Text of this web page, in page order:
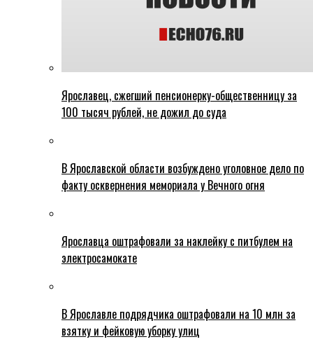
Ярославец, сжегший пенсионерку-общественницу за
100 тысяч рублей, не дожил до суда
В Ярославской области возбуждено уголовное дело по
факту осквернения мемориала у Вечного огня
Ярославца оштрафовали за наклейку с питбулем на
электросамокате
В Ярославле подрядчика оштрафовали на 10 млн за
взятку и фейковую уборку улиц